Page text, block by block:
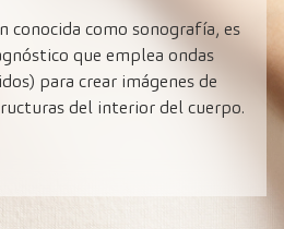
conocida como sonografía, es
que emplea ondas
para crear imágenes de
del interior del cuerpo.